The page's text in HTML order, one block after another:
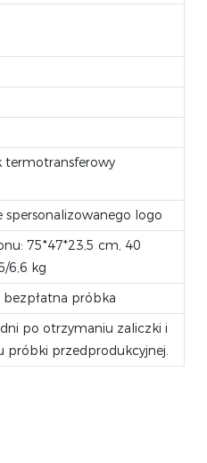
termotransferowy
spersonalizowanego logo
75*47*23,5 cm, 40
6,6 kg
bezpłatna próbka
po otrzymaniu zaliczki i
próbki przedprodukcyjnej.